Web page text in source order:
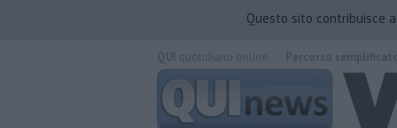
Questo sito contribuisce